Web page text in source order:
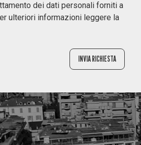
dei dati personali forniti a
ulteriori informazioni leggere la